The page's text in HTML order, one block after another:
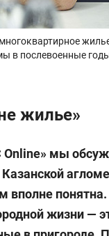
в послевоенные
жилье»
мы
вполне
жизни —